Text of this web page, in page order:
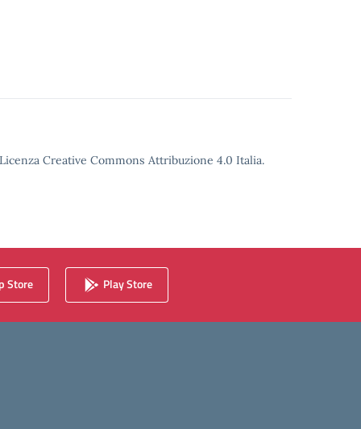
Creative Commons Attribuzione 4.0 Italia.
Store Play Store